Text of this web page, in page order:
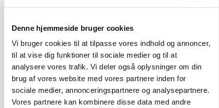
Denne hjemmeside bruger cookies
Vi bruger cookies til at tilpasse vores indhold og annoncer,
til at vise dig funktioner til sociale medier og til at
analysere vores trafik. Vi deler også oplysninger om din
brug af vores website med vores partnere inden for
sociale medier, annonceringspartnere og analysepartnere.
Vores partnere kan kombinere disse data med andre